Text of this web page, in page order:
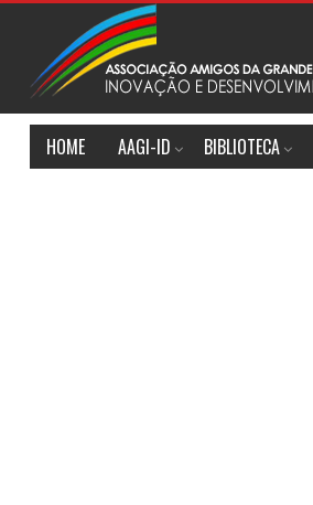
HOME AAGI-ID BIBLIOTECA